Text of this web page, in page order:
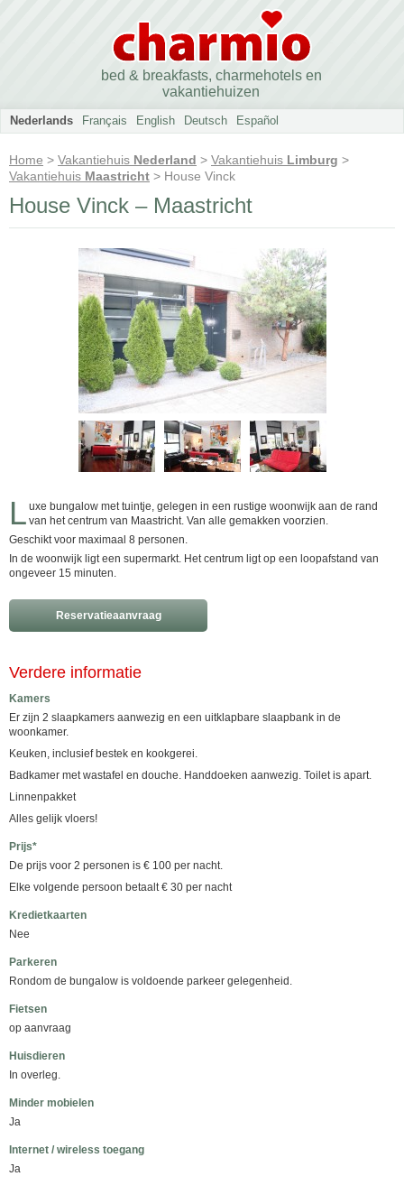
bed & breakfasts, charmehotels en
vakantiehuizen
Nederlands Français English Deutsch Español
Home > Vakantiehuis Nederland > Vakantiehuis Limburg >
Vakantiehuis Maastricht > House Vinck
House Vinck – Maastricht
L uxe bungalow met tuintje, gelegen in een rustige woonwijk aan de rand
van het centrum van Maastricht. Van alle gemakken voorzien.
Geschikt voor maximaal 8 personen.
In de woonwijk ligt een supermarkt. Het centrum ligt op een loopafstand van
ongeveer 15 minuten.
Reservatieaanvraag
Verdere informatie
Kamers
Er zijn 2 slaapkamers aanwezig en een uitklapbare slaapbank in de
woonkamer.
Keuken, inclusief bestek en kookgerei.
Badkamer met wastafel en douche. Handdoeken aanwezig. Toilet is apart.
Linnenpakket
Alles gelijk vloers!
Prijs*
De prijs voor 2 personen is € 100 per nacht.
Elke volgende persoon betaalt € 30 per nacht
Kredietkaarten
Nee
Parkeren
Rondom de bungalow is voldoende parkeer gelegenheid.
Fietsen
op aanvraag
Huisdieren
In overleg.
Minder mobielen
Ja
Internet / wireless toegang
Ja